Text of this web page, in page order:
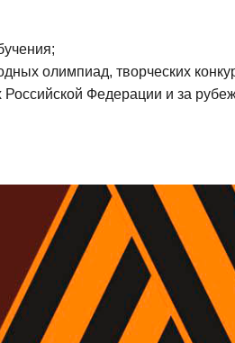
олимпиад, творческих
Федерации и за